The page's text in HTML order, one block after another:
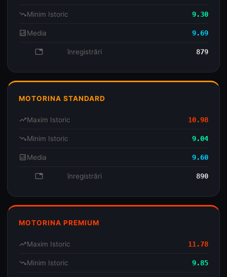
trending_downMinim Istoric 9.30
analyticsMedia 9.69
database înregistrări 879
MOTORINA STANDARD
trending_upMaxim Istoric 10.98
trending_downMinim Istoric 9.04
analyticsMedia 9.60
database înregistrări 890
MOTORINA PREMIUM
trending_upMaxim Istoric 11.78
trending_downMinim Istoric 9.85